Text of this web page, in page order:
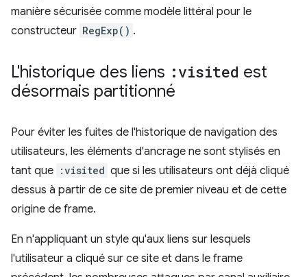
manière sécurisée comme modèle littéral pour le
constructeur RegExp() .
L'historique des liens :visited est
désormais partitionné
Pour éviter les fuites de l'historique de navigation des
utilisateurs, les éléments d'ancrage ne sont stylisés en
tant que :visited que si les utilisateurs ont déjà cliqué
dessus à partir de ce site de premier niveau et de cette
origine de frame.
En n'appliquant un style qu'aux liens sur lesquels
l'utilisateur a cliqué sur ce site et dans le frame